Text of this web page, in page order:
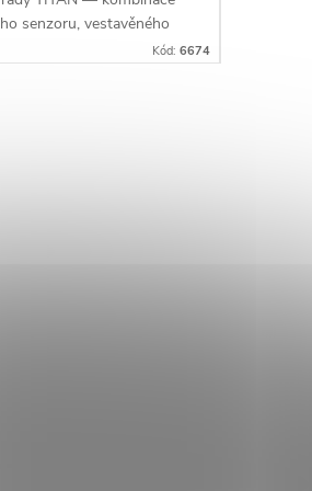
senzoru, vestavěného
dálkoměru a balistického
Kód: 6674